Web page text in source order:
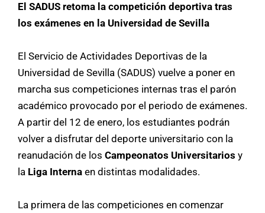
El SADUS retoma la competición deportiva tras
los exámenes en la Universidad de Sevilla
El Servicio de Actividades Deportivas de la
Universidad de Sevilla (SADUS) vuelve a poner en
marcha sus competiciones internas tras el parón
académico provocado por el periodo de exámenes.
A partir del 12 de enero, los estudiantes podrán
volver a disfrutar del deporte universitario con la
reanudación de los Campeonatos Universitarios y
la Liga Interna en distintas modalidades.
La primera de las competiciones en comenzar